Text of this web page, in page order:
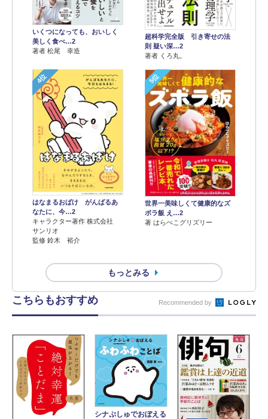
いくつになっても、おいしく
美しく食べ…2
著者 松尾 幸造
超科学完全版 引き寄せの法
則 疑い深…2
著者 くろ丸。
4位
はなまるおばけ がんばるあ
なたに、今…2
キャラクター著作 株式会社
サンリオ
監修 鈴木 裕介
5位
世界一美味しくて健康的なズ
ボラ飯 え…2
著 はらぺこグリズリー
もっとみる
こちらもおすすめ Recommended by
シナぷしゅでおぼえる